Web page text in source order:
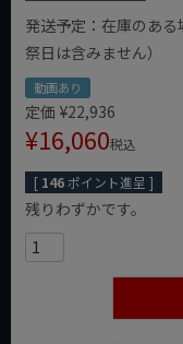
発送予定：在庫のあ
祭日は含みません）
動画あり
定価 ¥22,936
¥16,060税込
[ 146ポイント進呈 ]
残りわずかです。